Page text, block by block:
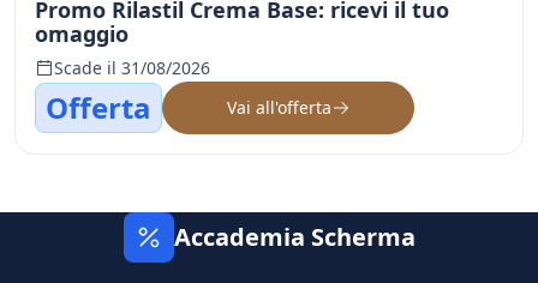
Promo Rilastil Crema Base: ricevi il tuo
omaggio
Scade il 31/08/2026
Offerta Vai all'offerta
Accademia Scherma